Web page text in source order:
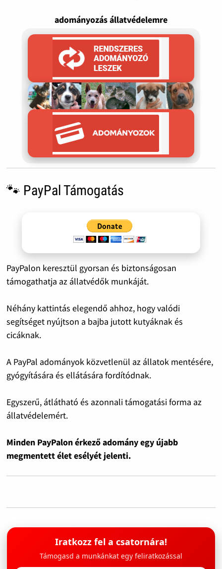
adományozás állatvédelemre
🐾 PayPal Támogatás
PayPalon keresztül gyorsan és biztonságosan
támogathatja az állatvédők munkáját.
Néhány kattintás elegendő ahhoz, hogy valódi
segítséget nyújtson a bajba jutott kutyáknak és
cicáknak.
A PayPal adományok közvetlenül az állatok mentésére,
gyógyítására és ellátására fordítódnak.
Egyszerű, átlátható és azonnali támogatási forma az
állatvédelemért.
Minden PayPalon érkező adomány egy újabb
megmentett élet esélyét jelenti.
Iratkozz fel a csatornára!
Támogasd a munkánkat egy feliratkozással